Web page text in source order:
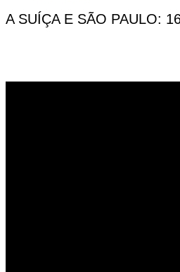
A SUÍÇA E SÃO PAULO: